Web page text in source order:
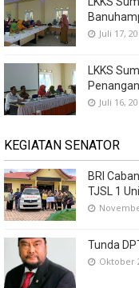
Juli 17,
LKKS
Juli 16,
KEGIATAN SENATOR
BRI
TJSL 1
Tunda
Oktober